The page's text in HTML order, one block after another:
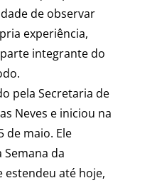
de observar
experiência,
integrante do
pela Secretaria de
Neves e iniciou na
de maio. Ele
da
estendeu até hoje,